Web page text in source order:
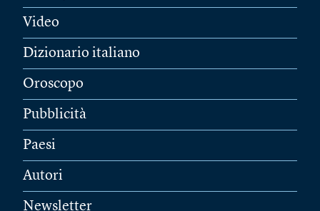
Video
Dizionario italiano
Oroscopo
Pubblicità
Paesi
Autori
Newsletter